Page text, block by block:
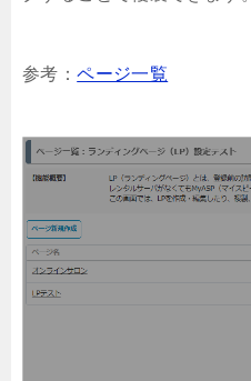
参考：ページ一覧